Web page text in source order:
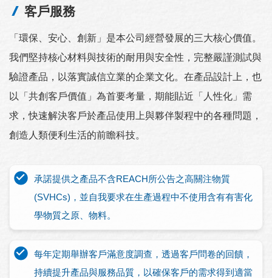
客戶服務
「環保、安心、創新」是本公司經營發展的三大核心價值。
我們堅持核心材料與技術的耐用與安全性，完整嚴謹測試與
驗證產品，以落實誠信立業的企業文化。在產品設計上，也
以「共創客戶價值」為首要考量，期能貼近「人性化」需
求，快速解決客戶於產品使用上與夥伴製程中的各種問題，
創造人類便利生活的前瞻科技。
承諾提供之產品不含REACH所公告之高關注物質
(SVHCs)，並自我要求在生產過程中不使用含有有害化
學物質之原、物料。
每年定期舉辦客戶滿意度調查，透過客戶問卷的回饋，
持續提升產品與服務品質，以確保客戶的需求得到適當